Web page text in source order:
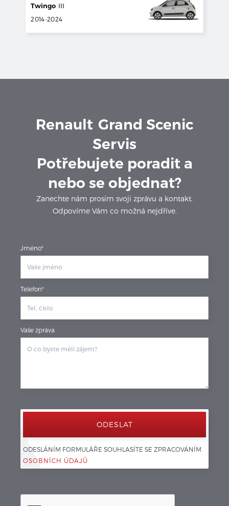
Twingo III
2014-2024
Renault Grand Scenic
Servis
Potřebujete poradit a
nebo se objednat?
Zanechte nám prosím svoji zprávu a kontakt.
Odpovíme Vám co možná nejdříve.
Jméno*
Telefon*
Vaše zpráva
ODESLÁNÍM FORMULÁŘE SOUHLASÍTE SE ZPRACOVÁNÍM
OSOBNÍCH ÚDAJŮ